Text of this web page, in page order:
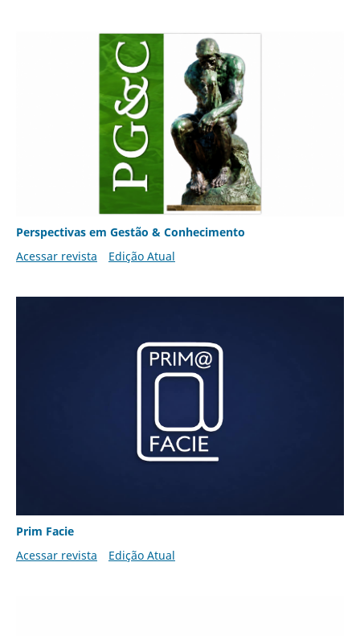
Perspectivas em Gestão & Conhecimento
Acessar revista
Edição Atual
Prim Facie
Acessar revista
Edição Atual